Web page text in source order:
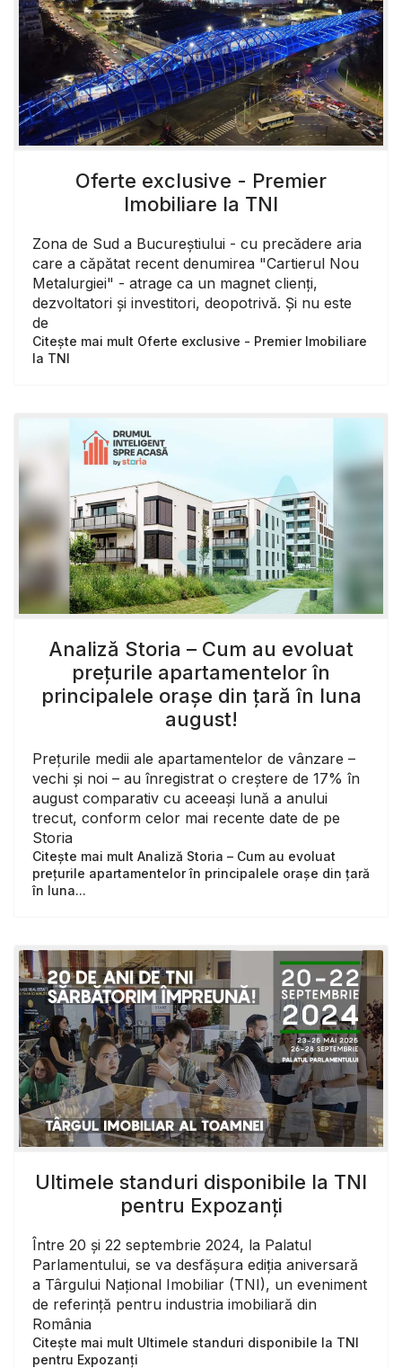
Oferte exclusive - Premier
Imobiliare la TNI
Zona de Sud a Bucureștiului - cu precădere aria
care a căpătat recent denumirea "Cartierul Nou
Metalurgiei" - atrage ca un magnet clienți,
dezvoltatori și investitori, deopotrivă. Și nu este
de
Citește mai mult Oferte exclusive - Premier Imobiliare
la TNI
Analiză Storia – Cum au evoluat
prețurile apartamentelor în
principalele orașe din țară în luna
august!
Prețurile medii ale apartamentelor de vânzare –
vechi și noi – au înregistrat o creștere de 17% în
august comparativ cu aceeași lună a anului
trecut, conform celor mai recente date de pe
Storia
Citește mai mult Analiză Storia – Cum au evoluat
prețurile apartamentelor în principalele orașe din țară
în luna...
Ultimele standuri disponibile la TNI
pentru Expozanți
Între 20 și 22 septembrie 2024, la Palatul
Parlamentului, se va desfășura ediția aniversară
a Târgului Național Imobiliar (TNI), un eveniment
de referință pentru industria imobiliară din
România
Citește mai mult Ultimele standuri disponibile la TNI
pentru Expozanți